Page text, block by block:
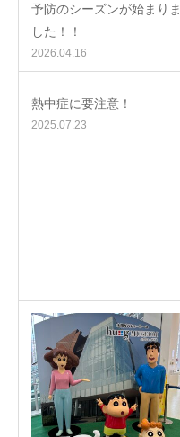
予防のシーズンが始まりま
した！！
2026.04.16
熱中症に要注意！
2025.07.23